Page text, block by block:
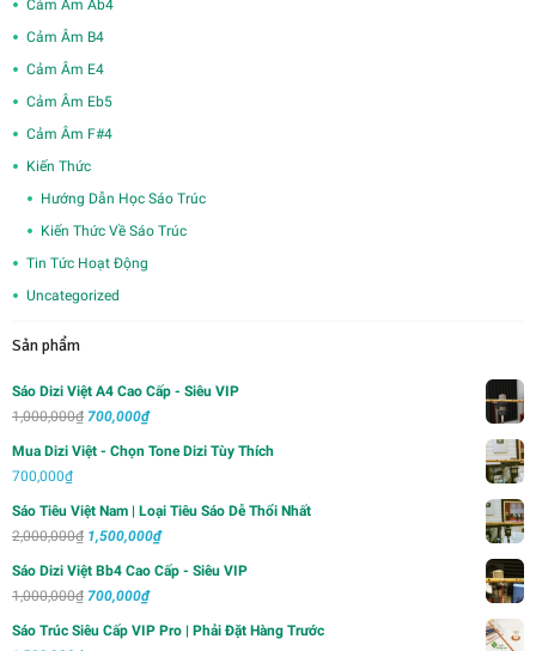
Cảm Âm Ab4
Cảm Âm B4
Cảm Âm E4
Cảm Âm Eb5
Cảm Âm F#4
Kiến Thức
Hướng Dẫn Học Sáo Trúc
Kiến Thức Về Sáo Trúc
Tin Tức Hoạt Động
Uncategorized
Sản phẩm
Sáo Dizi Việt A4 Cao Cấp - Siêu VIP
1,000,000₫ Giá
700,000₫Giá
700,000₫.
Mua Dizi Việt - Chọn Tone Dizi Tùy Thích
700,000₫
Sáo Tiêu Việt Nam | Loại Tiêu Sáo Dễ Thổi Nhất
2,000,000₫ Giá
1,500,000₫Giá
hiện
1,500,000₫.
Sáo Dizi Việt Bb4 Cao Cấp - Siêu VIP
1,000,000₫ Giá
700,000₫Giá
Sáo Trúc Siêu Cấp VIP Pro | Phải Đặt Hàng Trước